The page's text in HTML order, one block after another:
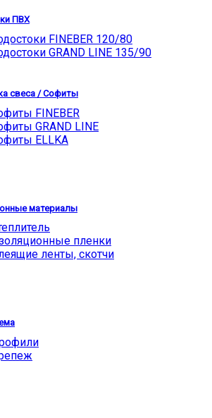
ПВХ
FINEBER 120/80
GRAND LINE 135/90
свеса / Софиты
FINEBER
GRAND LINE
ELLKA
материалы
пленки
ленты, скотчи